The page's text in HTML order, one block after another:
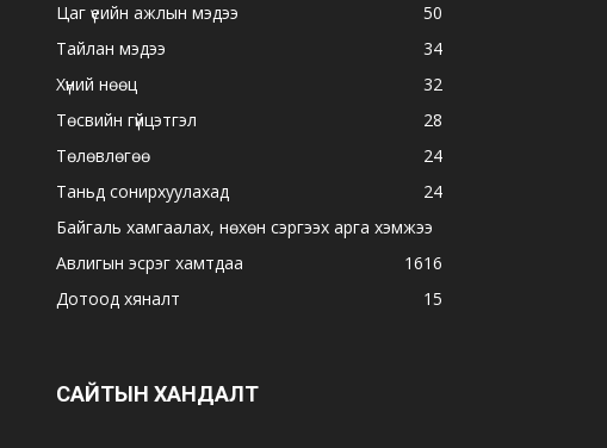
Цаг үеийн ажлын мэдээ
50
Тайлан мэдээ
34
Хүний нөөц
32
Төсвийн гүйцэтгэл
28
Төлөвлөгөө
24
Таньд сонирхуулахад
24
Байгаль хамгаалах, нөхөн сэргээх арга хэмжээ
16
Авлигын эсрэг хамтдаа
16
Дотоод хяналт
15
САЙТЫН ХАНДАЛТ